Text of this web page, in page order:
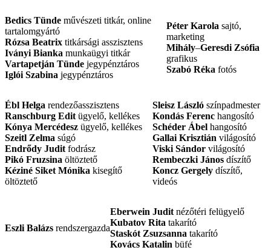
Bedics Tünde művészeti titkár, online
tartalomgyártó
Rózsa Beatrix titkársági asszisztens
Iványi Bianka munkaügyi titkár
Vartapetján Tünde jegypénztáros
Iglói Szabina jegypénztáros
Péter Karola sajtó,
marketing
Mihály–Geresdi Zsófia
grafikus
Szabó Réka fotós
Ébl Helga rendezőasszisztens
Ranschburg Edit ügyelő, kellékes
Kónya Mercédesz ügyelő, kellékes
Szeitl Zelma súgó
Endrődy Judit fodrász
Pikó Fruzsina öltöztető
Kéziné Siket Mónika kisegítő
öltöztető
Sleisz László színpadmester
Kondás Ferenc hangosító
Schéder Ábel hangosító
Gallai Krisztián világosító
Viski Sándor világosító
Rembeczki János díszítő
Koncz Gergely díszítő,
videós
Eszli Balázs rendszergazda
Eberwein Judit nézőtéri felügyelő
Kubatov Rita takarító
Staskót Zsuzsanna takarító
Kovács Katalin büfé